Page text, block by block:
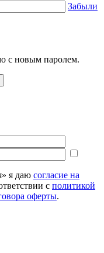
Забыли
с новым паролем.
я даю согласие на
с политикой
оферты.